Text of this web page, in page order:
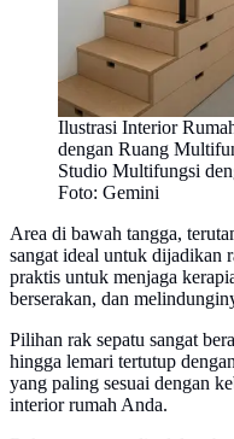
Ilustrasi Interior
dengan Ruang
Studio Multifungsi
Foto: Gemini
Area di bawah tangga,
sangat ideal untuk dijadikan
praktis untuk menjaga
berserakan, dan
Pilihan rak sepatu sangat
hingga lemari tertutup
yang paling sesuai dengan
interior rumah Anda.